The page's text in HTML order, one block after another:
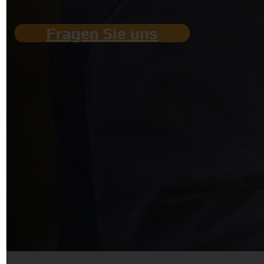
Fragen Sie uns